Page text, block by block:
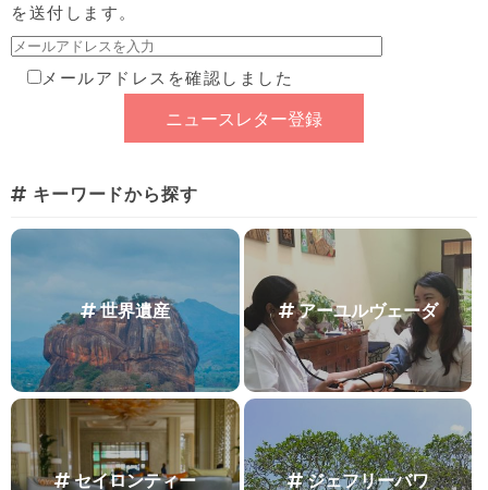
を送付します。
メールアドレスを確認しました
キーワードから探す
世界遺産 アーユルヴェーダ
セイロンティー ジェフリーバワ